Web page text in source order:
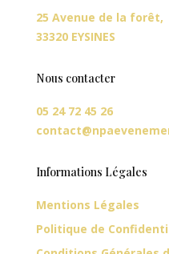
25 Avenue de la forêt,
33320 EYSINES
Nous contacter
05 24 72 45 26
Informations Légales
Mentions Légales
Politique de